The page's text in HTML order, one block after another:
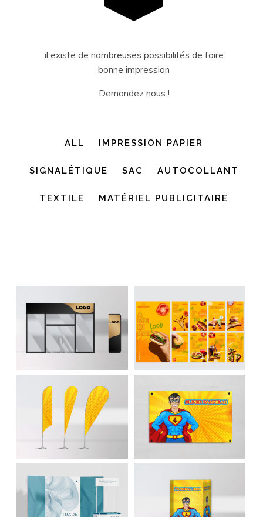
il existe de nombreuses possibilités de faire
bonne impression
Demandez nous !
ALL IMPRESSION PAPIER
SIGNALÉTIQUE SAC AUTOCOLLANT
TEXTILE MATÉRIEL PUBLICITAIRE